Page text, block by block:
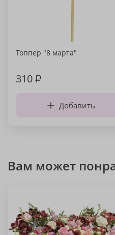
Топпер "8 марта"
310₽
Добавить
Вам может